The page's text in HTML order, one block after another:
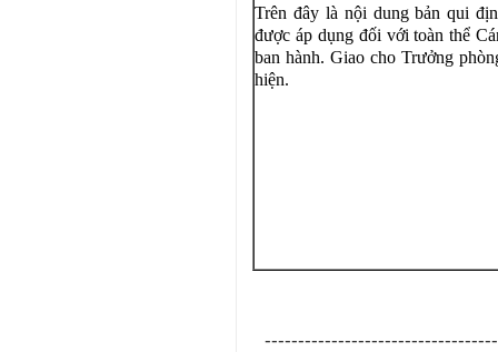
Trên đây là nội dung bản qui
được áp dụng đối với toàn thể
ban hành. Giao cho Trưởng
hiện.